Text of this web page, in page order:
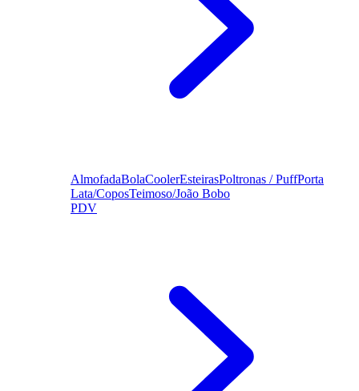
AlmofadaBolaCoolerEsteirasPoltronas / PuffPorta
Lata/CoposTeimoso/João Bobo
PDV